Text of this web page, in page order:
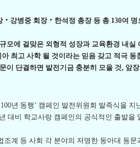
‧강병중 회장‧한석정 총장 등 총 130여 명
모에 걸맞은 외형적 성장과 교육환경 내실
아 최고 사학 될 것이라는 믿음 갖고 적극 동
이 단결하면 발전기금 충분히 모을 것, 앞
년 동행’ 캠페인 발전위원회 발족식을 지
대비 학교사랑 캠페인의 공식적인 출발을
계 등 사회 각 분야의 저명한 동아대 동문